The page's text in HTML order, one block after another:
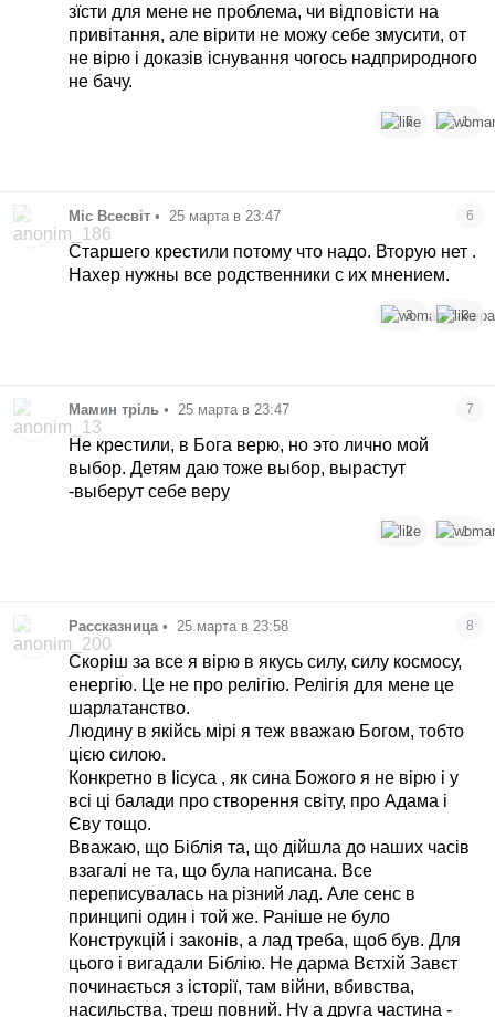
зїсти для мене не проблема, чи відповісти на
привітання, але вірити не можу себе змусити, от
не вірю і доказів існування чогось надприродного
не бачу.
6 1
Міс Всесвіт • 25 марта в 23:47 6
Старшего крестили потому что надо. Вторую нет .
Нахер нужны все родственники с их мнением.
3 3
Мамин тріль • 25 марта в 23:47 7
Не крестили, в Бога верю, но это лично мой
выбор. Детям даю тоже выбор, вырастут
-выберут себе веру
2 1
Рассказница • 25 марта в 23:58 8
Скоріш за все я вірю в якусь силу, силу космосу,
енергію. Це не про релігію. Релігія для мене це
шарлатанство.
Людину в якійсь мірі я теж вважаю Богом, тобто
цією силою.
Конкретно в Іісуса , як сина Божого я не вірю і у
всі ці балади про створення світу, про Адама і
Єву тощо.
Вважаю, що Біблія та, що дійшла до наших часів
взагалі не та, що була написана. Все
переписувалась на різний лад. Але сенс в
принципі один і той же. Раніше не було
Конструкцій і законів, а лад треба, щоб був. Для
цього і вигадали Біблію. Не дарма Вєтхій Завєт
починається з історії, там війни, вбивства,
насильства, треш повний. Ну а друга частина -